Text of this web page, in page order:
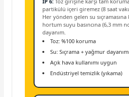
partikülü içeri giremez (8 saat
Her yönden gelen su
hortum suyu basıncına (6,3 mm
dayanım.
Toz: %100 koruma
Su: Sıçrama + yağmur dayanımı
Açık hava kullanımı uygun
Endüstriyel temizlik (yıkama)